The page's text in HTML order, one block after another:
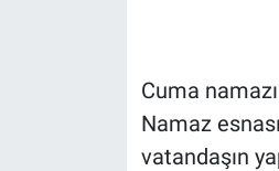
Cuma
Namaz
vatandaşın
MAGAZİN